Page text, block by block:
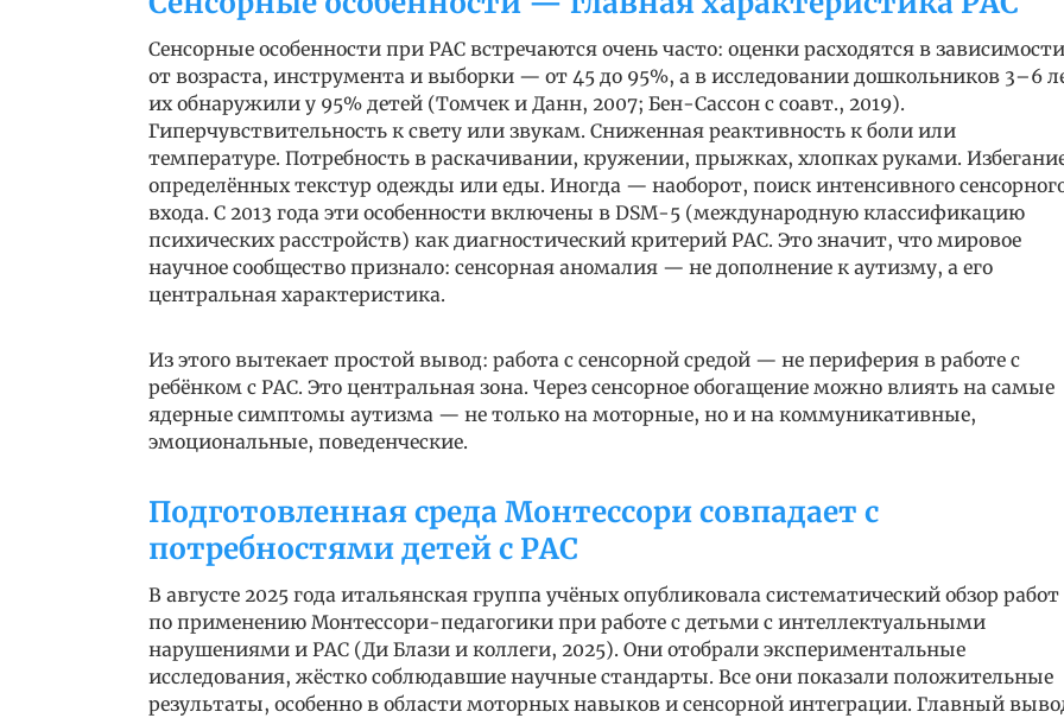
Сенсорные особенности при РАС встречаются очень часто: оценки расходятся в зависимости
от возраста, инструмента и выборки — от 45 до 95%, а в исследовании дошкольников 3–6
их обнаружили у 95% детей (Томчек и Данн, 2007; Бен-Сассон с соавт., 2019).
Гиперчувствительность к свету или звукам. Сниженная реактивность к боли или
температуре. Потребность в раскачивании, кружении, прыжках, хлопках руками.
определённых текстур одежды или еды. Иногда — наоборот, поиск интенсивного
входа. С 2013 года эти особенности включены в DSM-5 (международную классификацию
психических расстройств) как диагностический критерий РАС. Это значит, что мировое
научное сообщество признало: сенсорная аномалия — не дополнение к аутизму, а его
центральная характеристика.
Из этого вытекает простой вывод: работа с сенсорной средой — не периферия в работе с
ребёнком с РАС. Это центральная зона. Через сенсорное обогащение можно влиять на самые
ядерные симптомы аутизма — не только на моторные, но и на коммуникативные,
эмоциональные, поведенческие.
Подготовленная среда Монтессори совпадает с
потребностями детей с РАС
В августе 2025 года итальянская группа учёных опубликовала систематический обзор работ
по применению Монтессори-педагогики при работе с детьми с интеллектуальными
нарушениями и РАС (Ди Блази и коллеги, 2025). Они отобрали экспериментальные
исследования, жёстко соблюдавшие научные стандарты. Все они показали положительные
результаты, особенно в области моторных навыков и сенсорной интеграции. Главный